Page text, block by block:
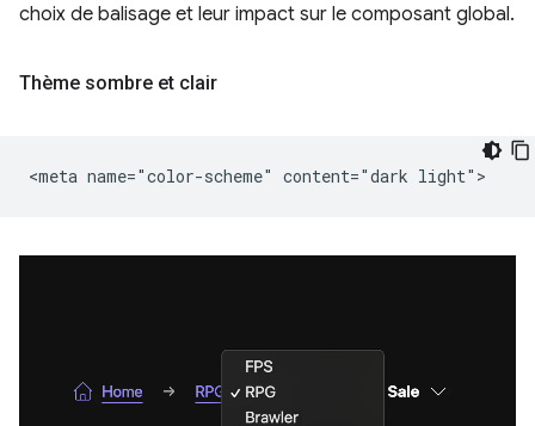
choix de balisage et leur impact sur le composant global.
Thème sombre et clair